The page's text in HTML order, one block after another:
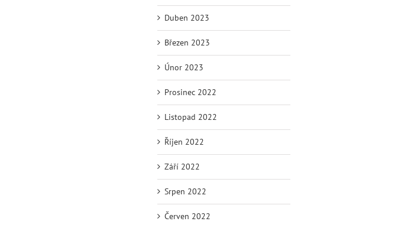
Duben 2023
Březen 2023
Únor 2023
Prosinec 2022
Listopad 2022
Říjen 2022
Září 2022
Srpen 2022
Červen 2022